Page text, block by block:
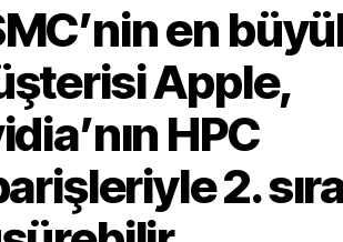
en
Apple,
HPC
2.